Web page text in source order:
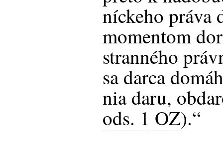
níckeho práva
momentom
stranného
sa darca
nia daru,
ods. 1 OZ).“